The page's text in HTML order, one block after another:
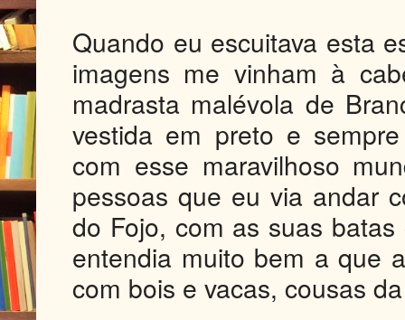
Quando eu escuitava esta
imagens me vinham à
madrasta malévola de
vestida em preto e
com esse maravilhoso
pessoas que eu via andar
do Fojo, com as suas
entendia muito bem a que
com bois e vacas, cousas